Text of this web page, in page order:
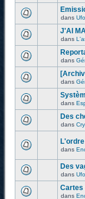
dans
J'AI
dans
dans
dans
dans
Des
dans
dans
Des
dans
Cartes
dans